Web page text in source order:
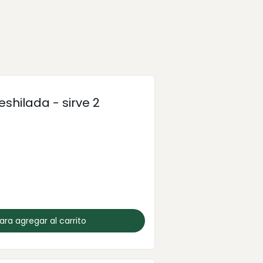
- sirve 2
agregar al carrito